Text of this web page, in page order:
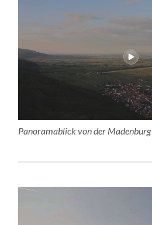
Panoramablick von der Madenburg